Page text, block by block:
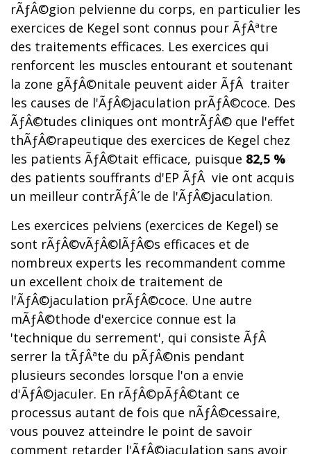
rÃƒÂ©gion pelvienne du corps, en particulier les
exercices de Kegel sont connus pour ÃƒÂªtre
des traitements efficaces. Les exercices qui
renforcent les muscles entourant et soutenant
la zone gÃƒÂ©nitale peuvent aider ÃƒÂ traiter
les causes de l'ÃƒÂ©jaculation prÃƒÂ©coce. Des
ÃƒÂ©tudes cliniques ont montrÃƒÂ© que l'effet
thÃƒÂ©rapeutique des exercices de Kegel chez
les patients ÃƒÂ©tait efficace, puisque 82,5 %
des patients souffrants d'EP ÃƒÂ vie ont acquis
un meilleur contrÃƒÂ´le de l'ÃƒÂ©jaculation.
Les exercices pelviens (exercices de Kegel) se
sont rÃƒÂ©vÃƒÂ©lÃƒÂ©s efficaces et de
nombreux experts les recommandent comme
un excellent choix de traitement de
l'ÃƒÂ©jaculation prÃƒÂ©coce. Une autre
mÃƒÂ©thode d'exercice connue est la
'technique du serrement', qui consiste ÃƒÂ
serrer la tÃƒÂªte du pÃƒÂ©nis pendant
plusieurs secondes lorsque l'on a envie
d'ÃƒÂ©jaculer. En rÃƒÂ©pÃƒÂ©tant ce
processus autant de fois que nÃƒÂ©cessaire,
vous pouvez atteindre le point de savoir
comment retarder l'ÃƒÂ©jaculation sans avoir